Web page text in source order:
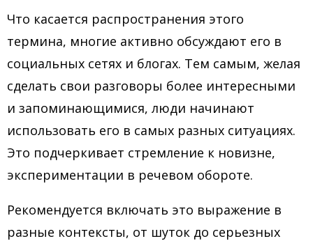
Что касается распространения этого
термина, многие активно обсуждают его в
социальных сетях и блогах. Тем самым, желая
сделать свои разговоры более интересными
и запоминающимися, люди начинают
использовать его в самых разных ситуациях.
Это подчеркивает стремление к новизне,
экспериментации в речевом обороте.
Рекомендуется включать это выражение в
разные контексты, от шуток до серьезных